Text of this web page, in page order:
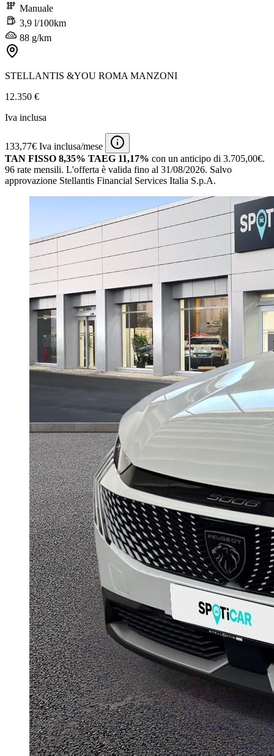
Manuale
3,9 l/100km
88 g/km
STELLANTIS &YOU ROMA MANZONI
12.350 €
Iva inclusa
133,77€ Iva inclusa/mese
TAN FISSO 8,35% TAEG 11,17% con un anticipo di 3.705,00€.
96 rate mensili. L'offerta è valida fino al 31/08/2026. Salvo
approvazione Stellantis Financial Services Italia S.p.A.